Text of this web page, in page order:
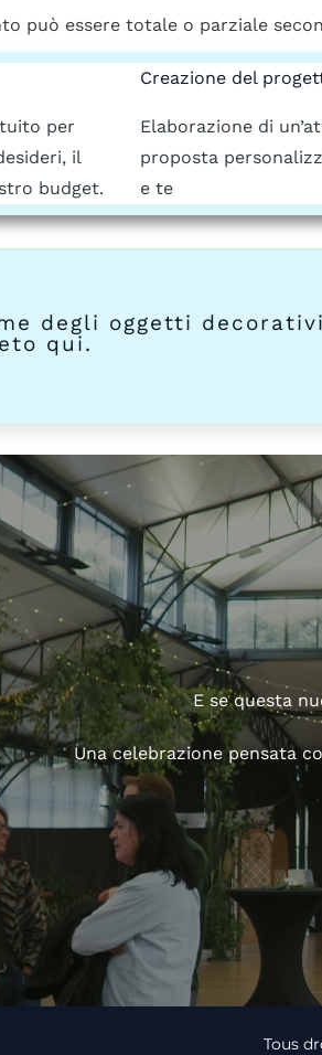
può essere totale o parziale
per
il
budget.
Creazione del
Elaborazione di
proposta
e te
degli oggetti
qui.
E se questa
Una celebrazione pensata
Tous